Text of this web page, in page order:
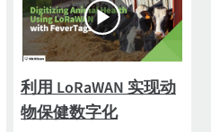
利用 LoRaWAN 实现动
物保健数字化